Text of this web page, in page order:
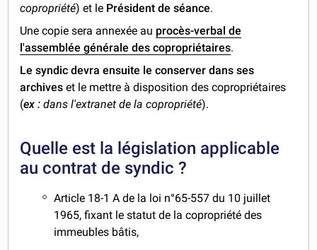
copropriété) et le Président de séance.
Une copie sera annexée au procès-verbal de
l'assemblée générale des copropriétaires.
Le syndic devra ensuite le conserver dans ses
archives et le mettre à disposition des copropriétaires
(ex : dans l'extranet de la copropriété).
Quelle est la législation applicable
au contrat de syndic ?
Article 18-1 A de la loi n°65-557 du 10 juillet
1965, fixant le statut de la copropriété des
immeubles bâtis,